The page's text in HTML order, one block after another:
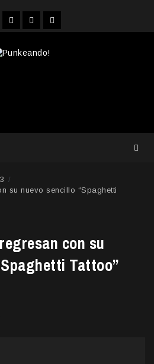
Instagram
YouTubeTwitter
su nuevo sencillo “Spaghetti
con su
Tattoo”